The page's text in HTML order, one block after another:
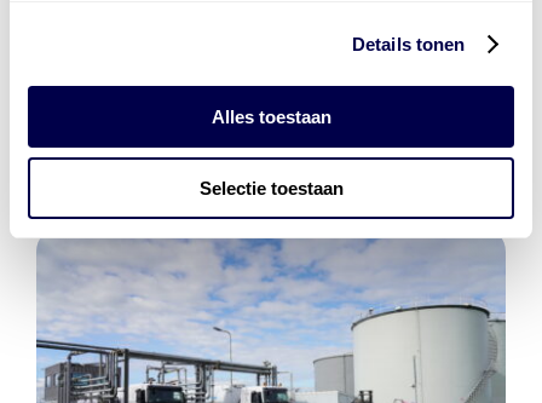
Details tonen
Alles toestaan
Selectie toestaan